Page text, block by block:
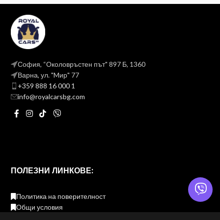
София, “Околовръстен път" 897 Б, 1360
Варна, ул. "Mир" 77
+359 888 16 000 1
info@royalcarsbg.com
ПОЛЕЗНИ ЛИНКОВЕ:
Политика на поверителност
Общи условия